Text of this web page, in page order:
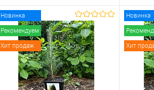
В корзину
Купить в 1 клик
Сравнение
В избранное
В наличии
В
Новинка
Рекомендуем
Хит продаж
Новинка
Хит